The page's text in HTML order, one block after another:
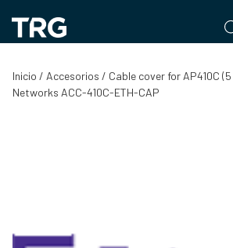
contenido
Inicio / Accesorios / Cable cover for AP410C
Networks ACC-410C-ETH-CAP